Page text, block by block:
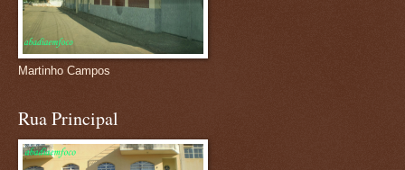
Martinho Campos
Rua Principal